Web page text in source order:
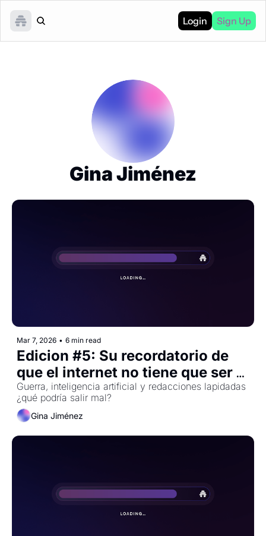
Login Sign Up
Gina Jiménez
Mar 7, 2026 • 6 min read
Edicion #5: Su recordatorio de
que el internet no tiene que ser
así
Guerra, inteligencia artificial y redacciones lapidadas
¿qué podría salir mal?
Gina Jiménez